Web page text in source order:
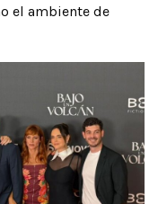
el ambiente de